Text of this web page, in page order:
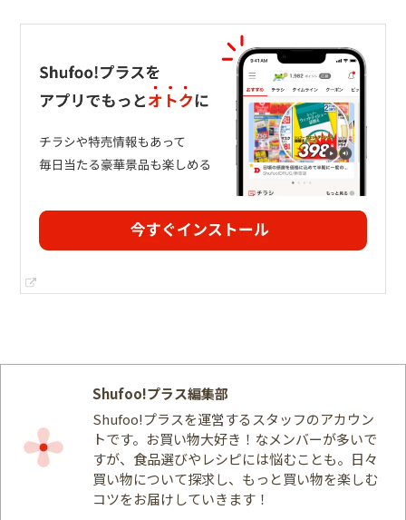
Shufoo!プラス編集部
Shufoo!プラスを運営するスタッフのアカウン
トです。お買い物大好き！なメンバーが多いで
すが、食品選びやレシピには悩むことも。日々
買い物について探求し、もっと買い物を楽しむ
コツをお届けしていきます！